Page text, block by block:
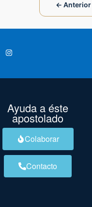
← Anterior
Ayuda a éste
apostolado
Colaborar
Contacto